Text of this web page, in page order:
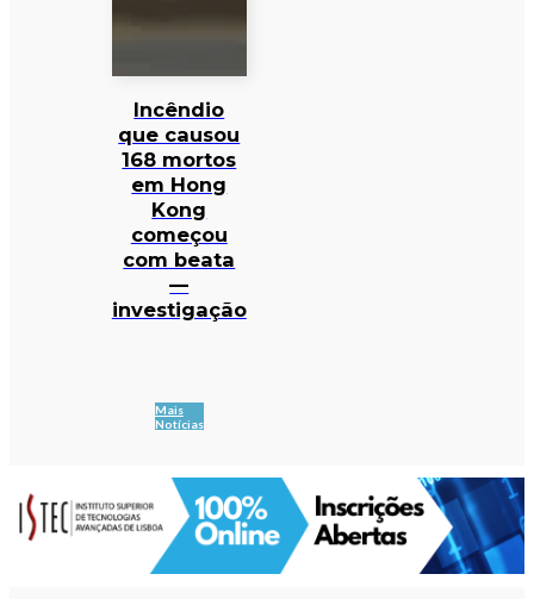
Incêndio
que causou
168 mortos
em Hong
Kong
começou
com beata
—
investigação
Mais
Notícias